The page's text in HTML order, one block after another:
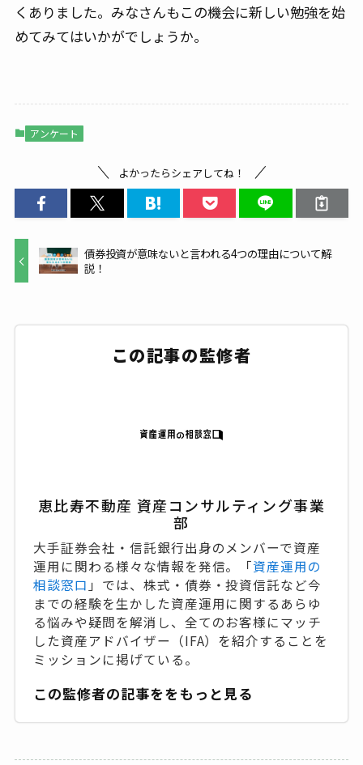
くありました。みなさんもこの機会に新しい勉強を始
めてみてはいかがでしょうか。
アンケート
よかったらシェアしてね！
債券投資が意味ないと言われる4つの理由について解
説！
この記事の監修者
恵比寿不動産 資産コンサルティング事業
部
大手証券会社・信託銀行出身のメンバーで資産
運用に関わる様々な情報を発信。「資産運用の
相談窓口 」では、株式・債券・投資信託など今
までの経験を生かした資産運用に関するあらゆ
る悩みや疑問を解消し、全てのお客様にマッチ
した資産アドバイザー（IFA）を紹介することを
ミッションに掲げている。
この監修者の記事ををもっと見る